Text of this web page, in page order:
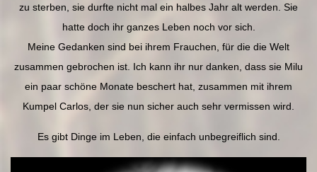
zu sterben, sie durfte nicht mal ein halbes Jahr alt werden. Sie
hatte doch ihr ganzes Leben noch vor sich.
Meine Gedanken sind bei ihrem Frauchen, für die die Welt
zusammen gebrochen ist. Ich kann ihr nur danken, dass sie Milu
ein paar schöne Monate beschert hat, zusammen mit ihrem
Kumpel Carlos, der sie nun sicher auch sehr vermissen wird.
Es gibt Dinge im Leben, die einfach unbegreiflich sind.